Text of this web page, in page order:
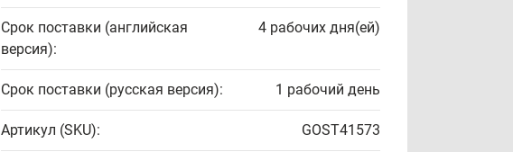
Срок поставки (английская
версия):
4 рабочих дня(ей)
Срок поставки (русская версия): 1 рабочий день
Артикул (SKU): GOST41573